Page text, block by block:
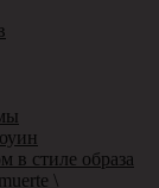
в стиле образа
\